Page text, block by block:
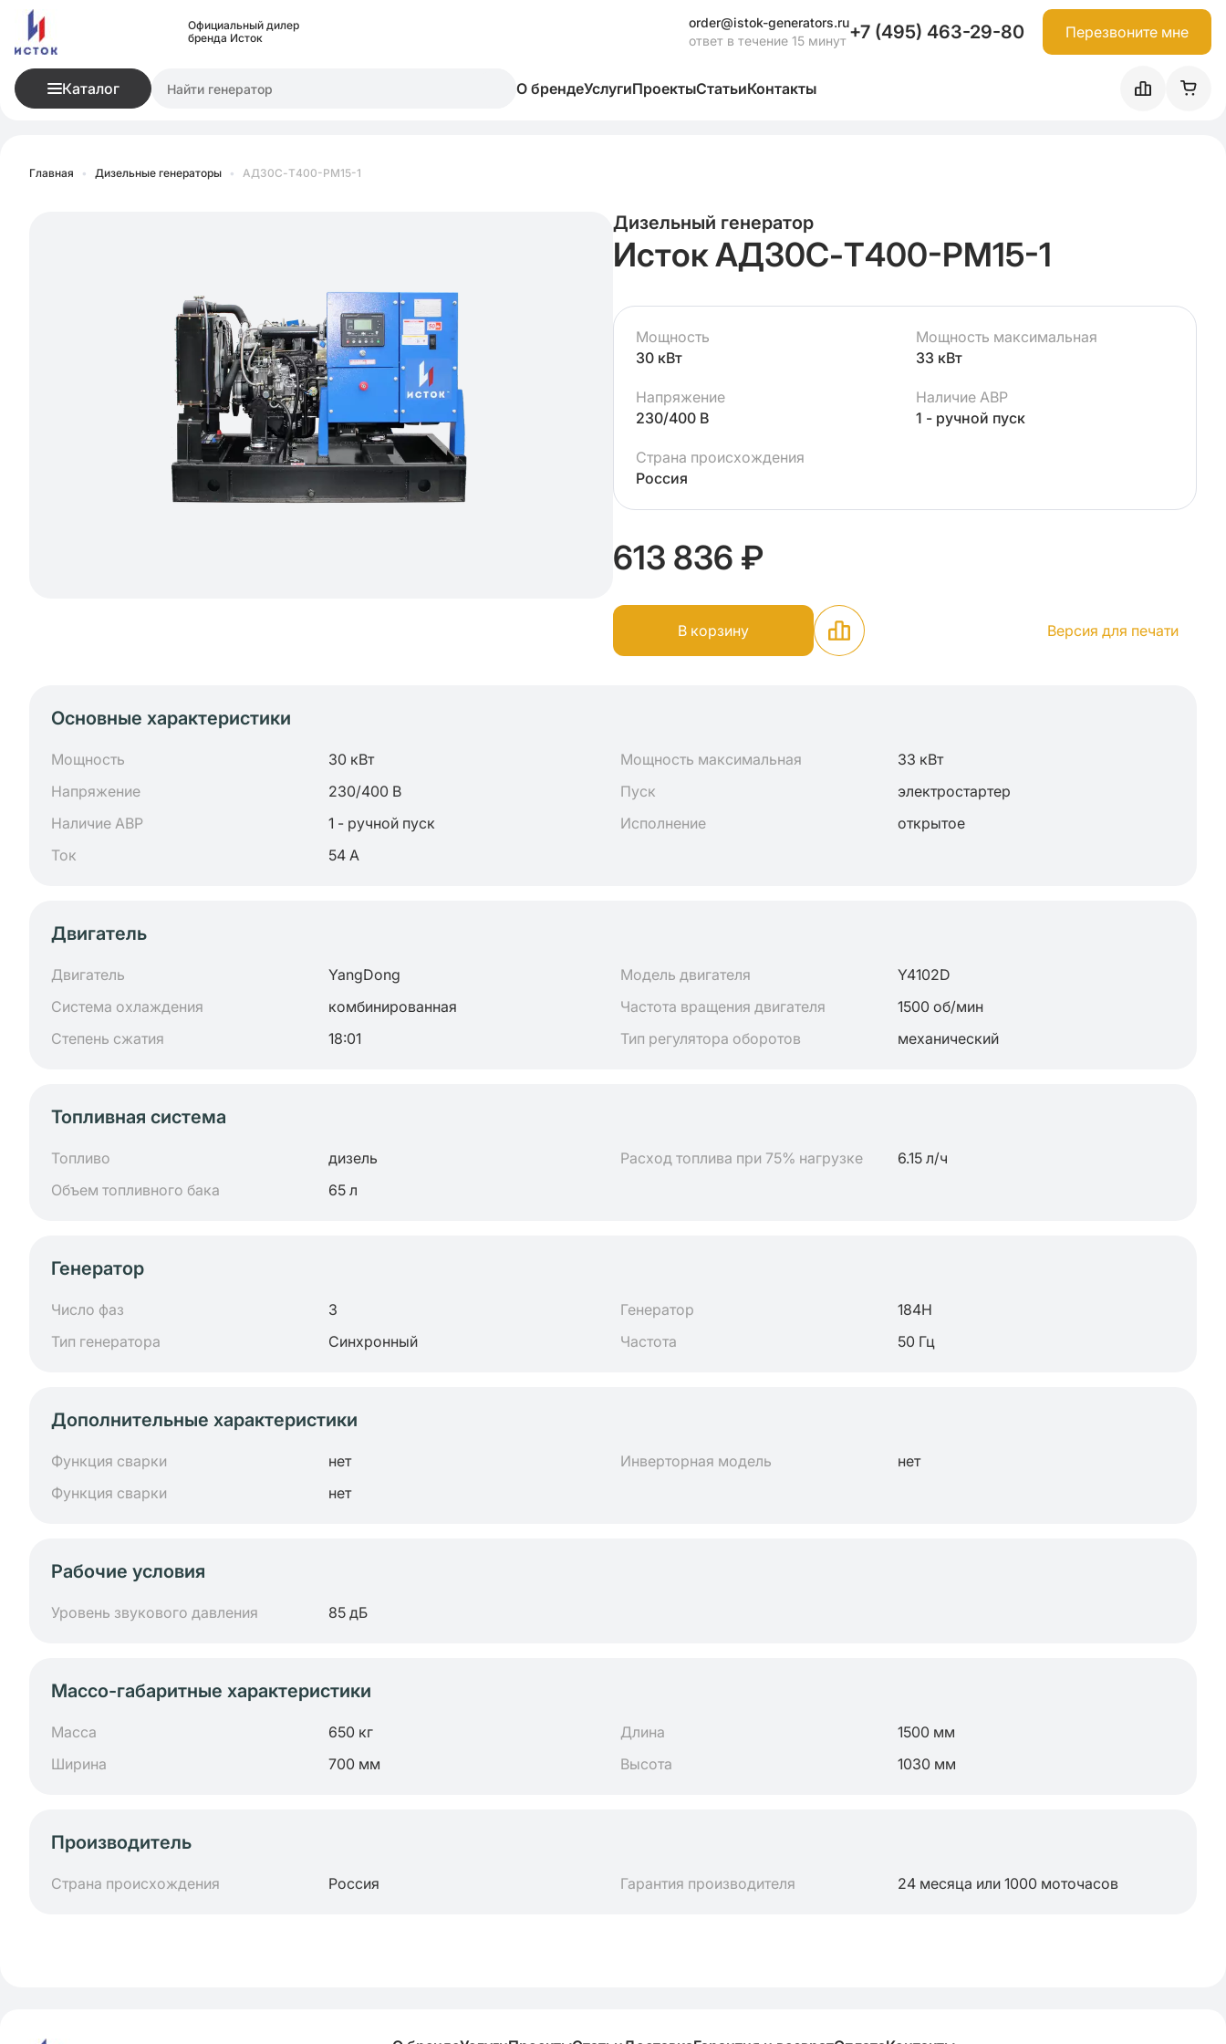
Официальный дилер
бренда Исток
order@istok-generators.ru
ответ в течение 15 минут +7 (495) 463-29-80 Перезвоните мне
Каталог О брендеУслугиПроектыСтатьиКонтакты
Главная • Дизельные генераторы • АД30С-Т400-РМ15-1
Дизельный генератор
Исток АД30С-Т400-РМ15-1
Мощность
30 кВт
Мощность максимальная
33 кВт
Напряжение
230/400 В
Наличие АВР
1 - ручной пуск
Страна происхождения
Россия
613 836 ₽
В корзину Версия для печати
Основные характеристики
Мощность 30 кВт Мощность максимальная
33 кВт
Напряжение
230/400 В Пуск
электростартер
Наличие АВР
1 - ручной пуск Исполнение
открытое
Ток
54 А
Двигатель
Двигатель YangDong Модель двигателя
Y4102D
Система охлаждения
комбинированная Частота вращения двигателя
1500 об/мин
Степень сжатия
18:01 Тип регулятора оборотов механический
Топливная система
Топливо дизель Расход топлива при 75% нагрузке
6.15 л/ч
Объем топливного бака
65 л
Генератор
Число фаз 3 Генератор
184H
Тип генератора
Синхронный Частота 50 Гц
Дополнительные характеристики
Функция сварки нет Инверторная модель
нет
Функция сварки
нет
Рабочие условия
Уровень звукового давления 85 дБ
Массо-габаритные характеристики
Масса 650 кг Длина
1500 мм
Ширина
700 мм Высота 1030 мм
Производитель
Страна происхождения Россия Гарантия производителя 24 месяца или 1000 моточасов